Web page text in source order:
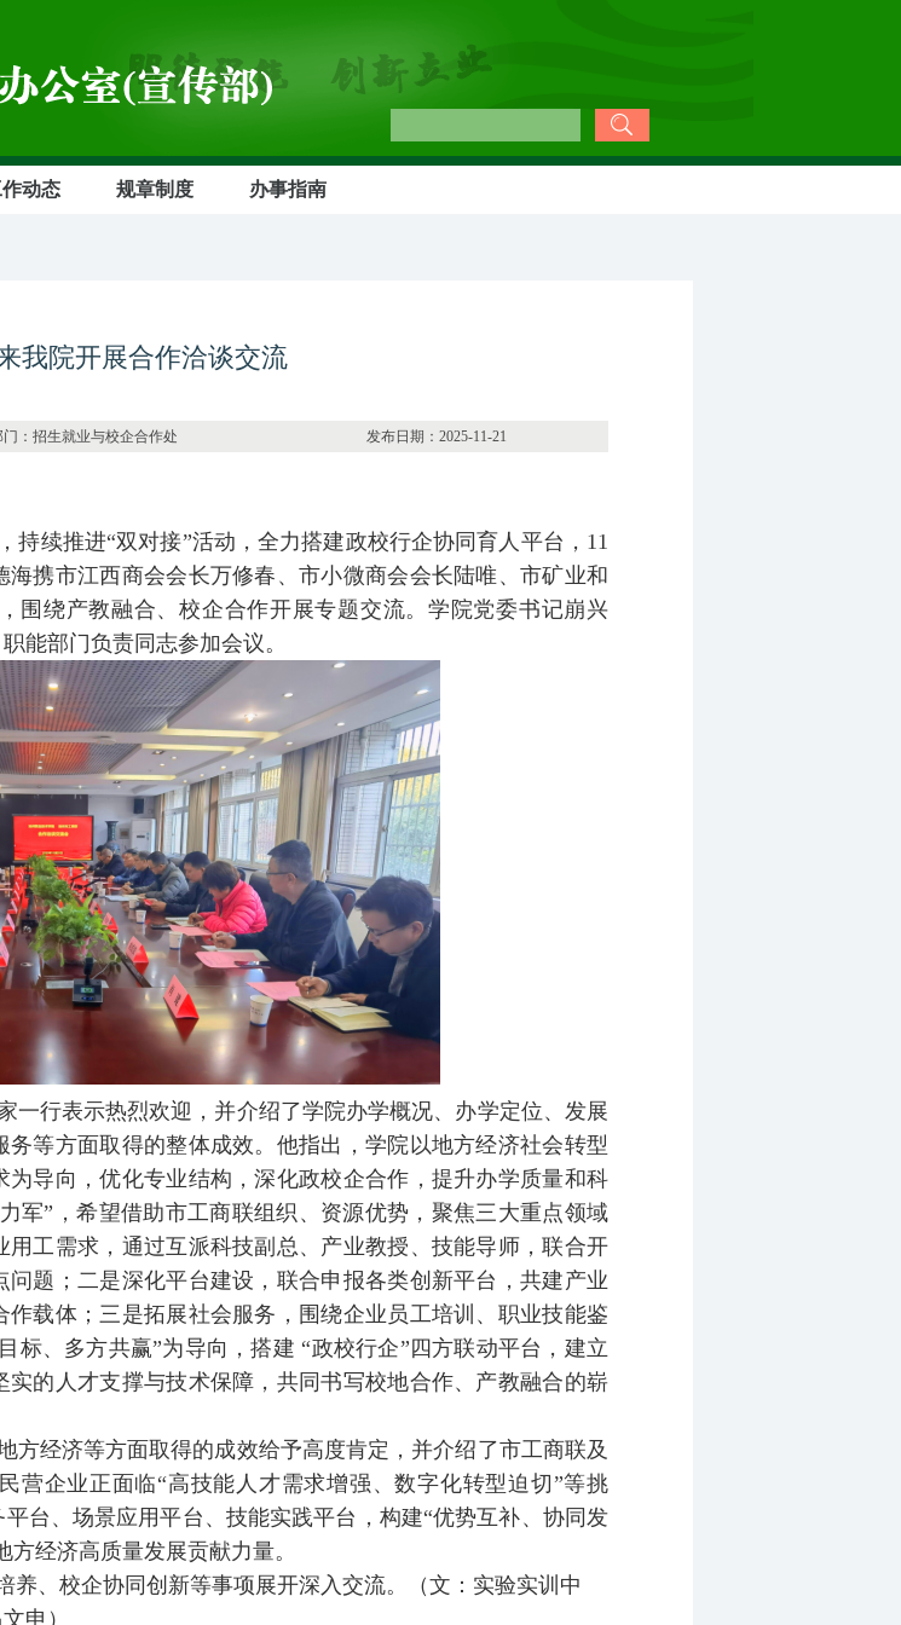
动态 规章制度 办事指南
我院开展合作洽谈交流
生就业与校企合作处 发布日期：2025-11-21
持续推进“双对接”活动，全力搭建政校行企协同育人平台，11
携市江西商会会长万修春、市小微商会会长陆唯、市矿业和
围绕产教融合、校企合作开展专题交流。学院党委书记崩兴
能部门负责同志参加会议。
一行表示热烈欢迎，并介绍了学院办学概况、办学定位、发展
等方面取得的整体成效。他指出，学院以地方经济社会转型
导向，优化专业结构，深化政校企合作，提升办学质量和科
军”，希望借助市工商联组织、资源优势，聚焦三大重点领域
工需求，通过互派科技副总、产业教授、技能导师，联合开
题；二是深化平台建设，联合申报各类创新平台，共建产业
载体；三是拓展社会服务，围绕企业员工培训、职业技能鉴
标、多方共赢”为导向，搭建 “政校行企”四方联动平台，建立
的人才支撑与技术保障，共同书写校地合作、产教融合的崭
方经济等方面取得的成效给予高度肯定，并介绍了市工商联及
营企业正面临“高技能人才需求增强、数字化转型迫切”等挑
台、场景应用平台、技能实践平台，构建“优势互补、协同发
经济高质量发展贡献力量。
养、校企协同创新等事项展开深入交流。（文：实验实训中
申）